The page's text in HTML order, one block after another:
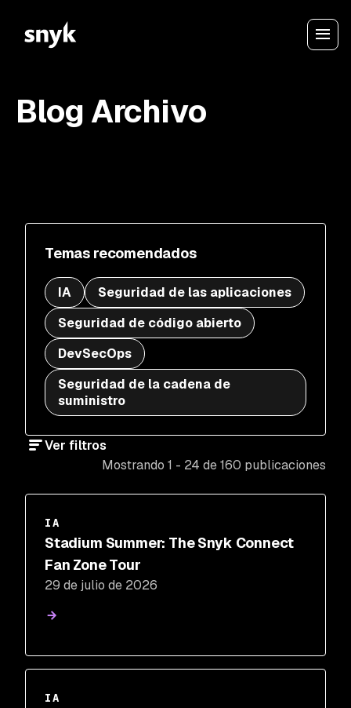
Blog Archivo
Temas recomendados
IA
Seguridad de las aplicaciones
Seguridad de código abierto
DevSecOps
Seguridad de la cadena de
suministro
Ver filtros
Mostrando 1 - 24 de 160 publicaciones
IA
Stadium Summer: The Snyk Connect
Fan Zone Tour
29 de julio de 2026
IA